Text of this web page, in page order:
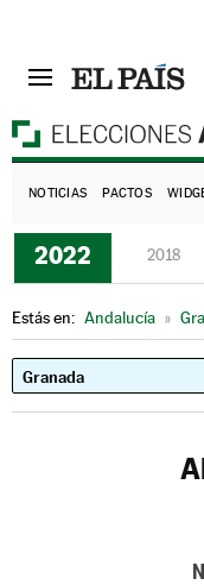
NOTICIAS PACTOS
2022 2018
Estás en: Andalucía »